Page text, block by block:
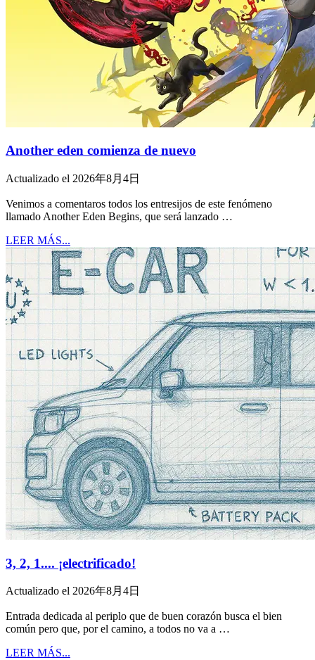
Another eden comienza de nuevo
Actualizado el 2026年8月4日
Venimos a comentaros todos los entresijos de este fenómeno
llamado Another Eden Begins, que será lanzado …
LEER MÁS...
3, 2, 1.... ¡electrificado!
Actualizado el 2026年8月4日
Entrada dedicada al periplo que de buen corazón busca el bien
común pero que, por el camino, a todos no va a …
LEER MÁS...